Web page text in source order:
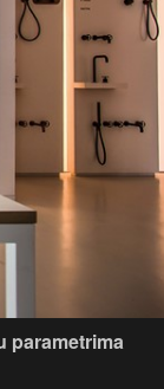
parametrima